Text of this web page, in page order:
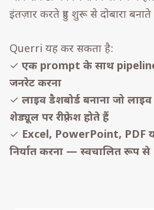
इंतज़ार करते हुए शुरू से दोबारा बनाते
Querri यह कर सकता है:
✓ एक prompt के साथ
जनरेट करना
✓ लाइव डैशबोर्ड बनाना जो
शेड्यूल पर रीफ़्रेश होते हैं
✓ Excel, PowerPoint, PDF
निर्यात करना — स्वचालित रूप से